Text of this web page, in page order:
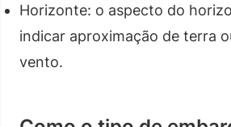
Horizonte: o aspecto do
indicar aproximação de terra
vento.